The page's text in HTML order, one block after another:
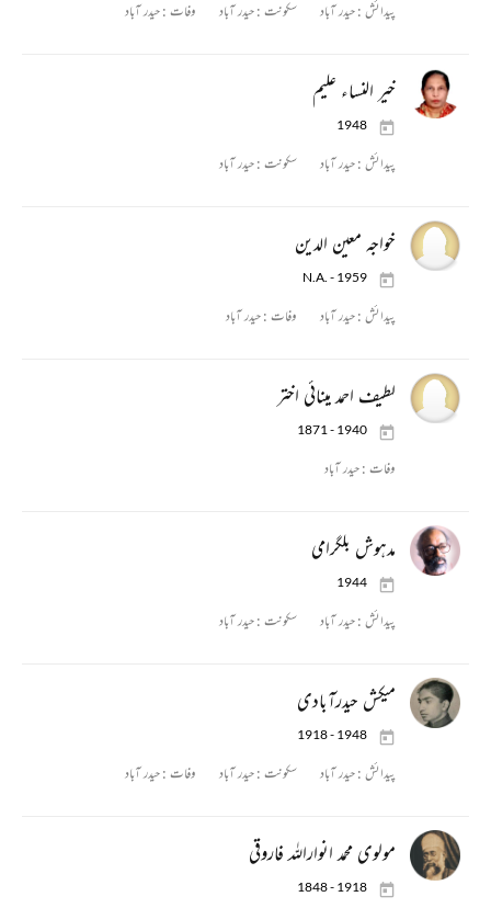
پیدائش :حیدر آباد سکونت :حیدر آباد وفات :حیدر آباد
خیر النساء علیم
1948
پیدائش :حیدر آباد سکونت :حیدر آباد
خواجہ معین الدین
N.A. - 1959
پیدائش :حیدر آباد وفات :حیدر آباد
لطیف احمد مینائی اختر
1871 - 1940
وفات :حیدر آباد
مدہوش بلگرامی
1944
پیدائش :حیدر آباد سکونت :حیدر آباد
میکش حیدرآبادی
1918 - 1948
پیدائش :حیدر آباد سکونت :حیدر آباد وفات :حیدر آباد
مولوی محمد انواراللہ فاروقی
1848 - 1918